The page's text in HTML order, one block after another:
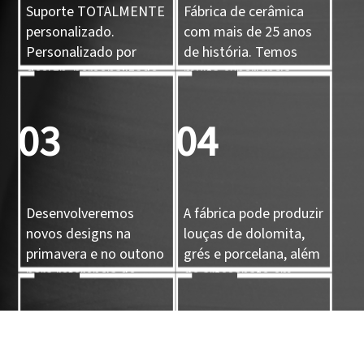
Suporte TOTALMENTE
personalizado.
Personalizado por
design, personalizado
molde 3D
Fábrica de cerâmica
com mais de 25 anos
de história. Temos
muita experiência.
03
Desenvolveremos
novos designs na
primavera e no outono
para referência de
04
A fábrica pode produzir
louças de dolomita,
grés e porcelana, além
de artesanato em